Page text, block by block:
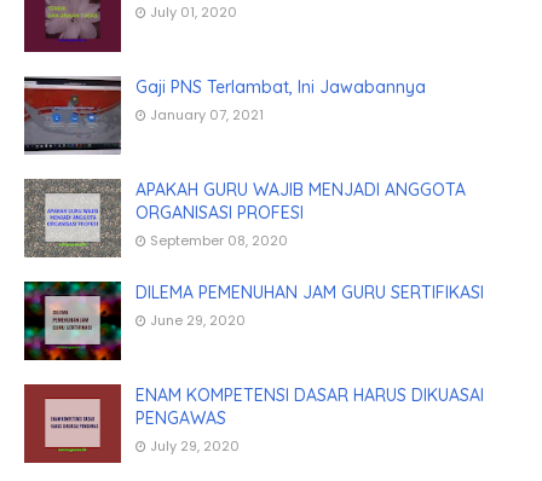
July 01, 2020
Gaji PNS Terlambat, Ini Jawabannya
January 07, 2021
APAKAH GURU WAJIB MENJADI ANGGOTA
ORGANISASI PROFESI
September 08, 2020
DILEMA PEMENUHAN JAM GURU SERTIFIKASI
June 29, 2020
ENAM KOMPETENSI DASAR HARUS DIKUASAI
PENGAWAS
July 29, 2020